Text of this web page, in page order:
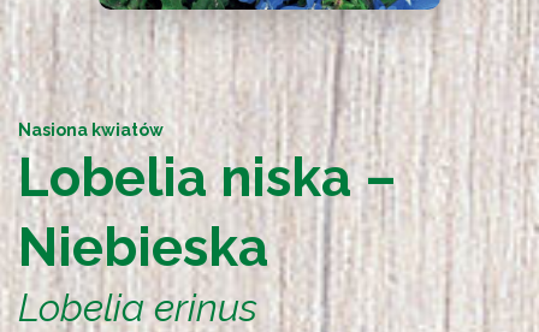
Nasiona kwiatów
Lobelia niska –
Niebieska
Lobelia erinus